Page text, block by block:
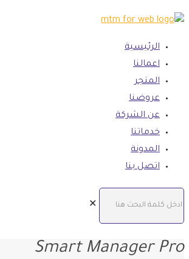
الرئيسية
اعمالنا
المتجر
عروضنا
عن الشركة
خدماتنا
المدونة
اتصل بنا
✕
Smart Manager Pro